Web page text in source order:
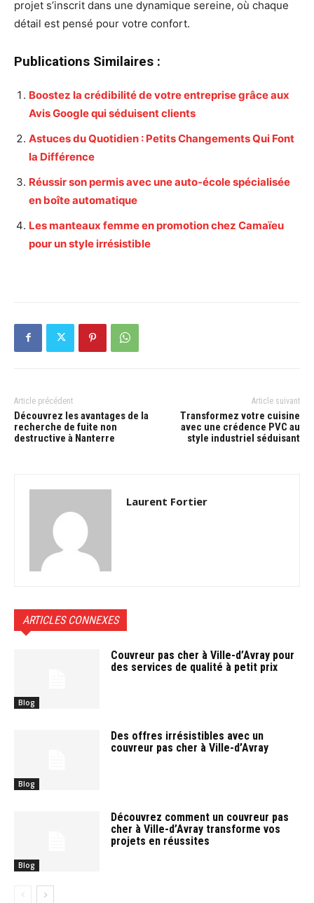
projet s’inscrit dans une dynamique sereine, où chaque
détail est pensé pour votre confort.
Publications Similaires :
Boostez la crédibilité de votre entreprise grâce aux
Avis Google qui séduisent clients
Astuces du Quotidien : Petits Changements Qui Font
la Différence
Réussir son permis avec une auto-école spécialisée
en boîte automatique
Les manteaux femme en promotion chez Camaïeu
pour un style irrésistible
Article précédent
Découvrez les avantages de la
recherche de fuite non
destructive à Nanterre
Article suivant
Transformez votre cuisine
avec une crédence PVC au
style industriel séduisant
Laurent Fortier
ARTICLES CONNEXES
Blog
Couvreur pas cher à Ville-d’Avray pour
des services de qualité à petit prix
Blog
Des offres irrésistibles avec un
couvreur pas cher à Ville-d’Avray
Blog
Découvrez comment un couvreur pas
cher à Ville-d’Avray transforme vos
projets en réussites